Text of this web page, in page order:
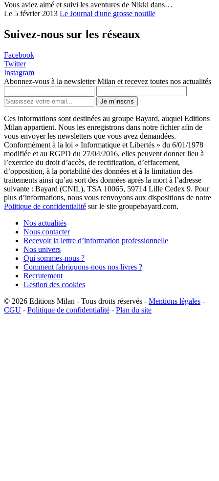
Vous aviez aimé et suivi les aventures de Nikki dans…
Le 5 février 2013 Le Journal d'une grosse nouille
Suivez-nous sur les réseaux
Facebook
Twitter
Instagram
Abonnez-vous à la newsletter Milan et recevez toutes nos actualités
Je m'inscris
Ces informations sont destinées au groupe Bayard, auquel Editions
Milan appartient. Nous les enregistrons dans notre fichier afin de
vous envoyer les newsletters que vous avez demandées.
Conformément à la loi « Informatique et Libertés » du 6/01/1978
modifiée et au RGPD du 27/04/2016, elles peuvent donner lieu à
l’exercice du droit d’accès, de rectification, d’effacement,
d’opposition, à la portabilité des données et à la limitation des
traitements ainsi qu’au sort des données après la mort à l’adresse
suivante : Bayard (CNIL), TSA 10065, 59714 Lille Cedex 9. Pour
plus d’informations, nous vous renvoyons aux dispositions de notre
Politique de confidentialité sur le site groupebayard.com.
Nos actualités
Nous contacter
Recevoir la lettre d’information professionnelle
Nos univers
Qui sommes-nous ?
Comment fabriquons-nous nos livres ?
Recrutement
Gestion des cookies
© 2026 Editions Milan - Tous droits réservés - Mentions légales -
CGU - Politique de confidentialité - Plan du site